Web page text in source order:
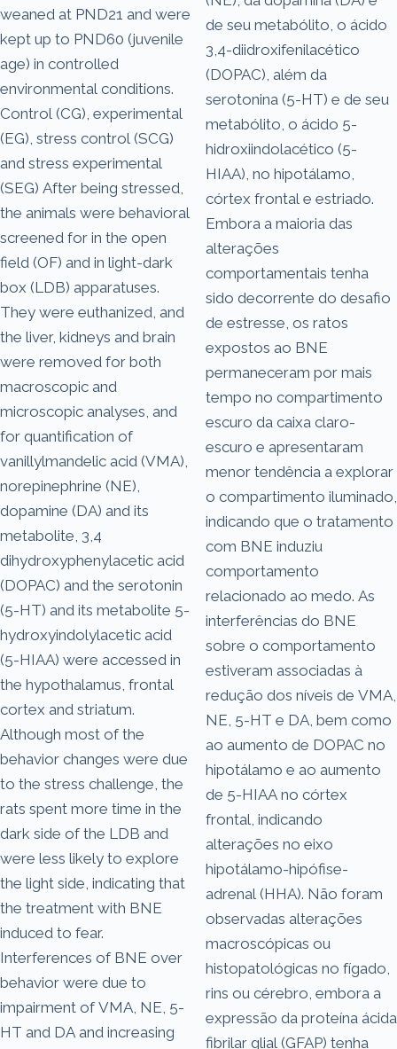
weaned at PND21 and were
kept up to PND60 (juvenile
age) in controlled
environmental conditions.
Control (CG), experimental
(EG), stress control (SCG)
and stress experimental
(SEG) After being stressed,
the animals were behavioral
screened for in the open
field (OF) and in light-dark
box (LDB) apparatuses.
They were euthanized, and
the liver, kidneys and brain
were removed for both
macroscopic and
microscopic analyses, and
for quantification of
vanillylmandelic acid (VMA),
norepinephrine (NE),
dopamine (DA) and its
metabolite, 3,4
dihydroxyphenylacetic acid
(DOPAC) and the serotonin
(5-HT) and its metabolite 5-
hydroxyindolylacetic acid
(5-HIAA) were accessed in
the hypothalamus, frontal
cortex and striatum.
Although most of the
behavior changes were due
to the stress challenge, the
rats spent more time in the
dark side of the LDB and
were less likely to explore
the light side, indicating that
the treatment with BNE
induced to fear.
Interferences of BNE over
behavior were due to
impairment of VMA, NE, 5-
HT and DA and increasing
de seu metabólito, o ácido
3,4-diidroxifenilacético
(DOPAC), além da
serotonina (5-HT) e de seu
metabólito, o ácido 5-
hidroxiindolacético (5-
HIAA), no hipotálamo,
córtex frontal e estriado.
Embora a maioria das
alterações
comportamentais tenha
sido decorrente do desafio
de estresse, os ratos
expostos ao BNE
permaneceram por mais
tempo no compartimento
escuro da caixa claro-
escuro e apresentaram
menor tendência a explorar
o compartimento iluminado,
indicando que o tratamento
com BNE induziu
comportamento
relacionado ao medo. As
interferências do BNE
sobre o comportamento
estiveram associadas à
redução dos níveis de VMA,
NE, 5-HT e DA, bem como
ao aumento de DOPAC no
hipotálamo e ao aumento
de 5-HIAA no córtex
frontal, indicando
alterações no eixo
hipotálamo-hipófise-
adrenal (HHA). Não foram
observadas alterações
macroscópicas ou
histopatológicas no fígado,
rins ou cérebro, embora a
expressão da proteína ácida
fibrilar glial (GFAP) tenha